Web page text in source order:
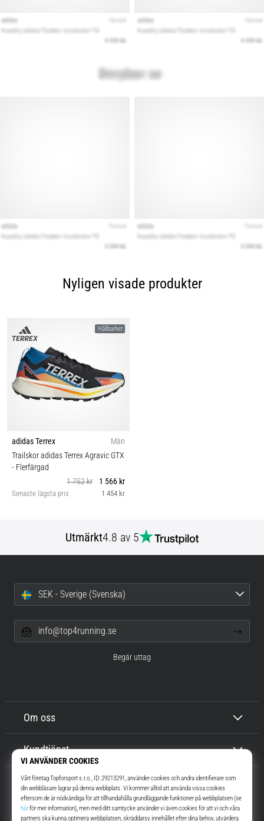
Nyligen visade produkter
Hållbarhet
adidas Terrex
Män
Trailskor adidas Terrex Agravic GTX
- Flerfärgad
1 752 kr
1 566 kr
Senaste lägsta pris 1 454 kr
Utmärkt4.8 av 5
Om oss
Kundtjänst
SEK - Sverige (Svenska)
info@top4running.se
Begär uttag